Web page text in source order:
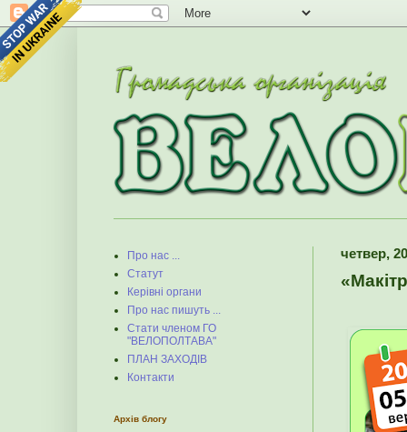
четвер,
Про нас ...
Статут
Керівні органи
Про нас пишуть ...
Стати членом ГО
"ВЕЛОПОЛТАВА"
ПЛАН ЗАХОДІВ
Контакти
Архів блогу